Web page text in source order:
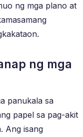
ng mga plano at
ng mga
panukala sa
papel sa pag-akit
Ang isang